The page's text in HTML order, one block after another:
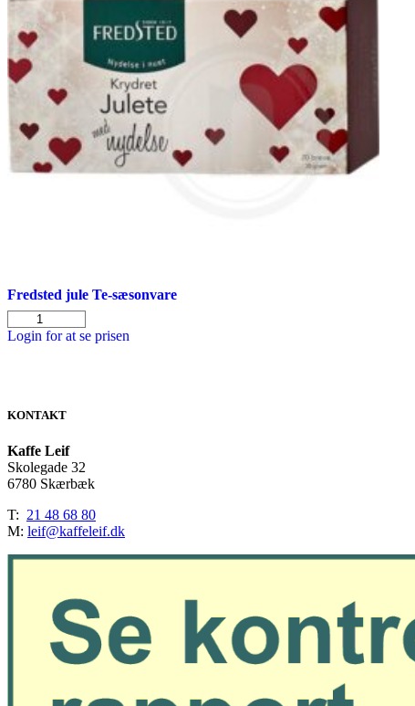
Fredsted jule Te-sæsonvare
Fredsted
jule
Login for at se prisen
KONTAKT
Kaffe Leif
Skolegade 32
6780 Skærbæk
T: 21 48 68 80
M: leif@kaffeleif.dk